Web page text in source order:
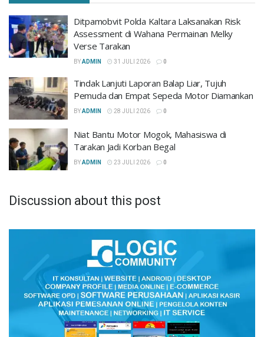
Ditpamobvit Polda Kaltara Laksanakan Risk
Assessment di Wahana Permainan Melky
Verse Tarakan
BYADMIN 31 JULI 2026 0
Tindak Lanjuti Laporan Balap Liar, Tujuh
Pemuda dan Empat Sepeda Motor Diamankan
BYADMIN 28 JULI 2026 0
Niat Bantu Motor Mogok, Mahasiswa di
Tarakan Jadi Korban Begal
BYADMIN 23 JULI 2026 0
Discussion about this post